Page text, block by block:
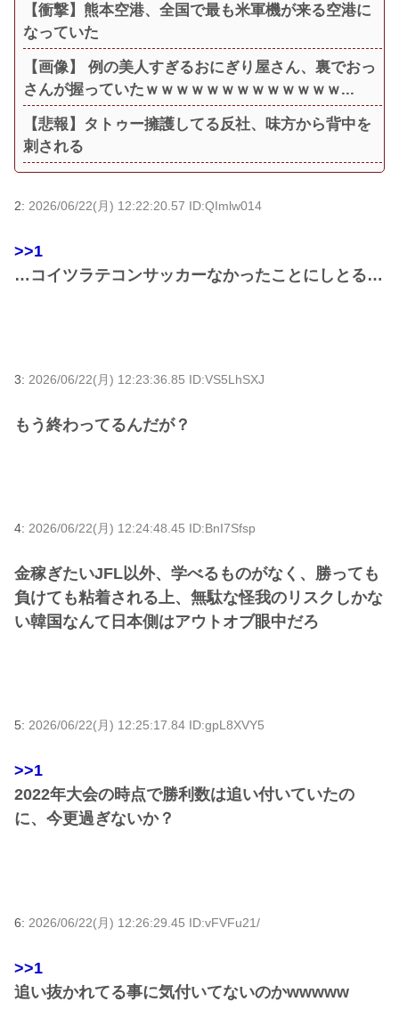
【衝撃】熊本空港、全国で最も米軍機が来る空港に
なっていた
【画像】 例の美人すぎるおにぎり屋さん、裏でおっ
さんが握っていたｗｗｗｗｗｗｗｗｗｗｗｗｗ...
【悲報】タトゥー擁護してる反社、味方から背中を
刺される
2: 2026/06/22(月) 12:22:20.57 ID:QImlw014
>>1
…コイツラテコンサッカーなかったことにしとる…
3: 2026/06/22(月) 12:23:36.85 ID:VS5LhSXJ
もう終わってるんだが？
4: 2026/06/22(月) 12:24:48.45 ID:BnI7Sfsp
金稼ぎたいJFL以外、学べるものがなく、勝っても
負けても粘着される上、無駄な怪我のリスクしかな
い韓国なんて日本側はアウトオブ眼中だろ
5: 2026/06/22(月) 12:25:17.84 ID:gpL8XVY5
>>1
2022年大会の時点で勝利数は追い付いていたの
に、今更過ぎないか？
6: 2026/06/22(月) 12:26:29.45 ID:vFVFu21/
>>1
追い抜かれてる事に気付いてないのかwwwww